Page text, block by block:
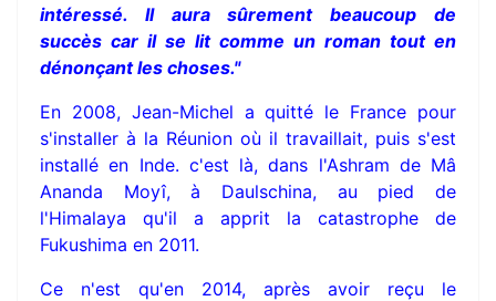
intéressé. Il aura sûrement beaucoup de
succès car il se lit comme un roman tout en
dénonçant les choses."
En 2008, Jean-Michel a quitté le France pour
s'installer à la Réunion où il travaillait, puis s'est
installé en Inde. c'est là, dans l'Ashram de Mâ
Ananda Moyî, à Daulschina, au pied de
l'Himalaya qu'il a apprit la catastrophe de
Fukushima en 2011.
Ce n'est qu'en 2014, après avoir reçu le